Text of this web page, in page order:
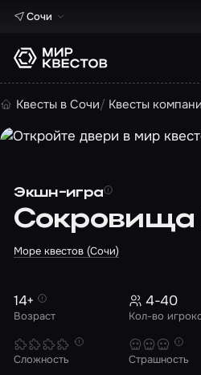
Сочи
Квесты в Сочи Квесты
Экшн-игра
Сокровища
Море квестов (Сочи)
Возраст
14+
Кол-во
4-40
Сложность Страшность